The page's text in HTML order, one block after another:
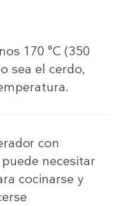
170 °C (350
sea el cerdo,
con
necesitar
cocinarse y